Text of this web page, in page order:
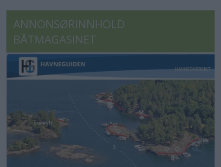
ANNONSØRINNHOLD
BÅTMAGASINET